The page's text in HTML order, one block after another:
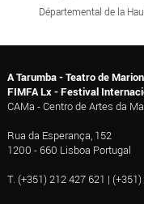
Départemental de la
A Tarumba - Teatro de
FIMFA Lx - Festival
CAMa - Centro de Artes da
Rua da Esperança, 152
1200 - 660 Lisboa Portugal
T. (+351) 212 427 621 |